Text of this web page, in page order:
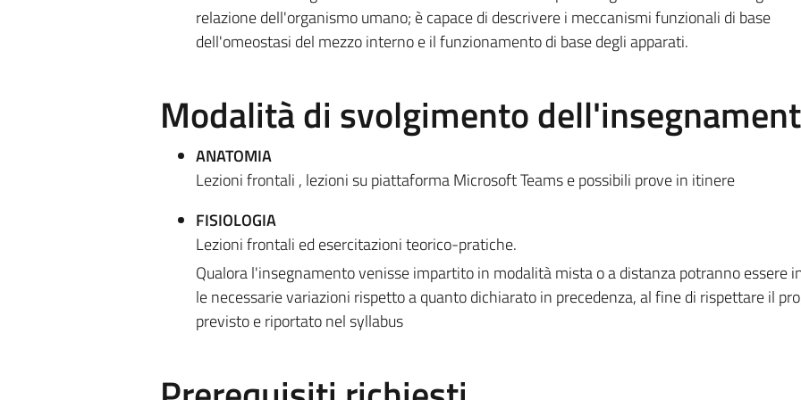
relazione dell'organismo umano; è capace di descrivere i meccanismi funzionali di base
dell'omeostasi del mezzo interno e il funzionamento di base degli apparati.
Modalità di svolgimento
ANATOMIA
Lezioni frontali , lezioni su piattaforma Microsoft Teams e possibili prove in itinere
FISIOLOGIA
Lezioni frontali ed esercitazioni teorico-pratiche.
Qualora l'insegnamento venisse impartito in modalità mista o a distanza potranno essere
le necessarie variazioni rispetto a quanto dichiarato in precedenza, al fine di rispettare il
previsto e riportato nel syllabus